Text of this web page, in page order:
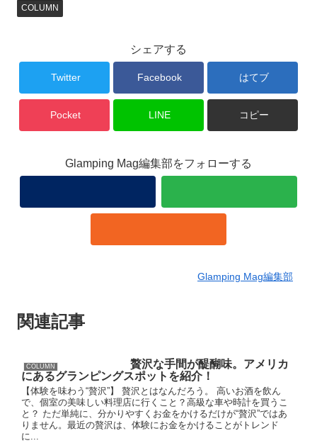
COLUMN
シェアする
Twitter Facebook はてブ
Pocket LINE コピー
Glamping Mag編集部をフォローする
Glamping Mag編集部
関連記事
COLUMN
贅沢な手間が醍醐味。アメリカ
にあるグランピングスポットを紹介！
【体験を味わう“贅沢”】 贅沢とはなんだろう。 高いお酒を飲ん
で、個室の美味しい料理店に行くこと？高級な車や時計を買うこ
と？ ただ単純に、分かりやすくお金をかけるだけが“贅沢”ではあ
りません。最近の贅沢は、体験にお金をかけることがトレンド
に...